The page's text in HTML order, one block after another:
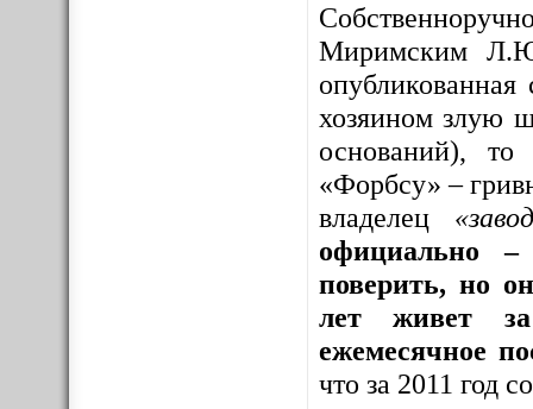
Миримским
хозяином злую
оснований), то
«Форбсу» –
владелец
официально
поверить, но
лет живет за
ежемесячное
что за 2011 год